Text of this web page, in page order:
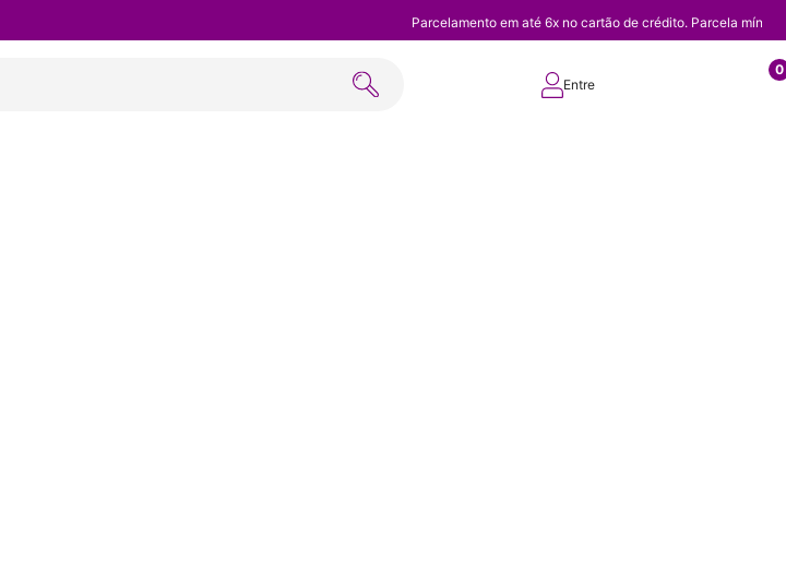
Parcelamento em até 6x no cartão de crédito. Parcela
Entre
0